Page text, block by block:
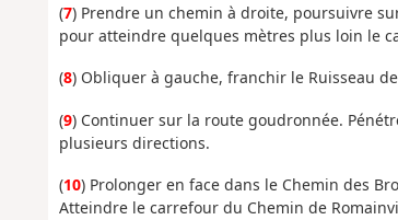
(7) Prendre un chemin à droite, poursuivre
pour atteindre quelques mètres plus loin le
(8) Obliquer à gauche, franchir le Ruisseau
(9) Continuer sur la route goudronnée.
plusieurs directions.
(10) Prolonger en face dans le Chemin des
Atteindre le carrefour du Chemin de